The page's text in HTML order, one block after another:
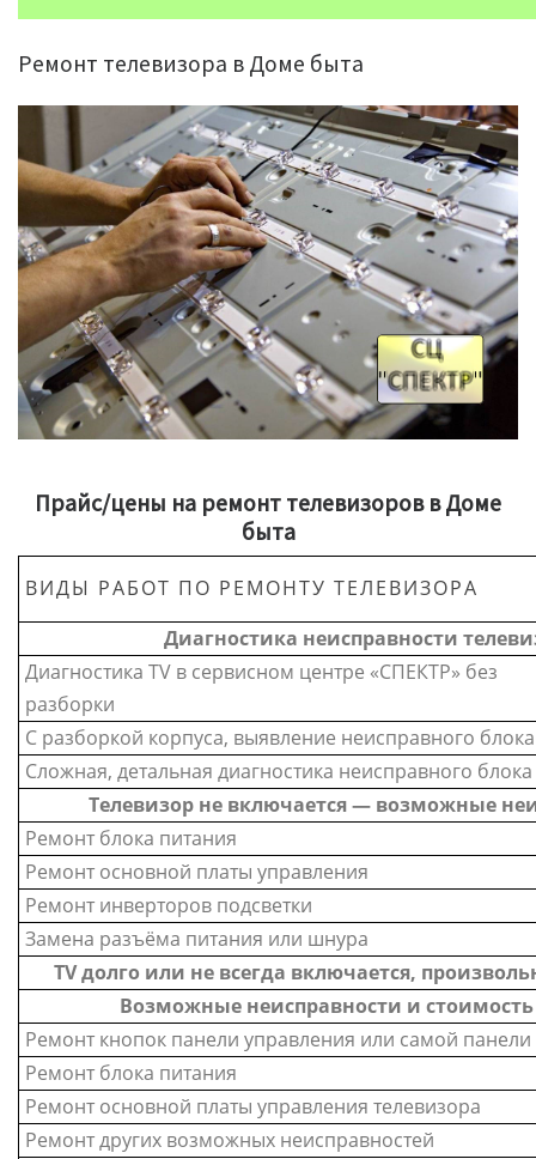
Ремонт телевизора в Доме быта
Прайс/цены на ремонт телевизоров в Доме
быта
ВИДЫ РАБОТ ПО РЕМОНТУ ТЕЛЕВИЗОРА
Диагностика неисправности
Диагностика TV в сервисном центре «СПЕКТР» без
разборки
С разборкой корпуса, выявление неисправного блока
Сложная, детальная диагностика неисправного блока
Телевизор не включается — возможные
Ремонт блока питания
Ремонт основной платы управления
Ремонт инверторов подсветки
Замена разъёма питания или шнура
TV долго или не всегда включается,
Возможные неисправности и
Ремонт кнопок панели управления или самой панели
Ремонт блока питания
Ремонт основной платы управления телевизора
Ремонт других возможных неисправностей